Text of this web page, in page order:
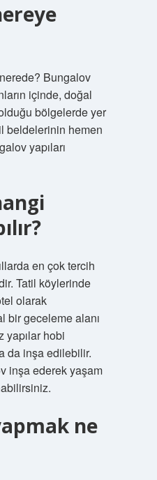
Bungalov
içinde, doğal
bölgelerde yer
beldelerinin hemen
yapıları
en çok tercih
Tatil köylerinde
olarak
bir geceleme alanı
yapılar hobi
da inşa edilebilir.
inşa ederek yaşam
ne